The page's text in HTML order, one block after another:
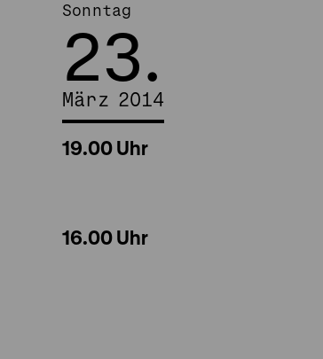
Sonntag
23.
März 2014
19.00 Uhr
16.00 Uhr